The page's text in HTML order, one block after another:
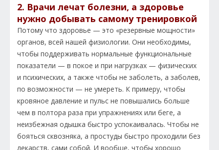
2. Врачи лечат болезни, а здоровье
нужно добывать самому тренировкой
Потому что здоровье — это «резервные мощности»
органов, всей нашей физиологии. Они необходимы,
чтобы поддерживать нормальные функциональные
показатели — в покое и при нагрузках — физических
и психических, а также чтобы не заболеть, а заболев,
по возможности — не умереть. К примеру, чтобы
кровяное давление и пульс не повышались больше
чем в полтора раза при упражнениях или беге, а
неизбежная одышка быстро успокаивалась. Чтобы не
бояться сквозняка, а простуды быстро проходили без
лекарств, сами собой. И вообще, чтобы хорошо